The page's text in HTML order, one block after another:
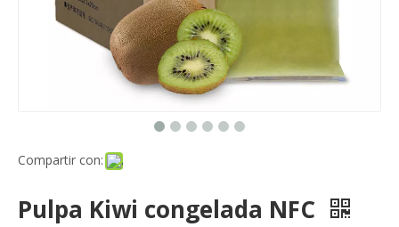
Compartir con:
Pulpa Kiwi congelada NFC